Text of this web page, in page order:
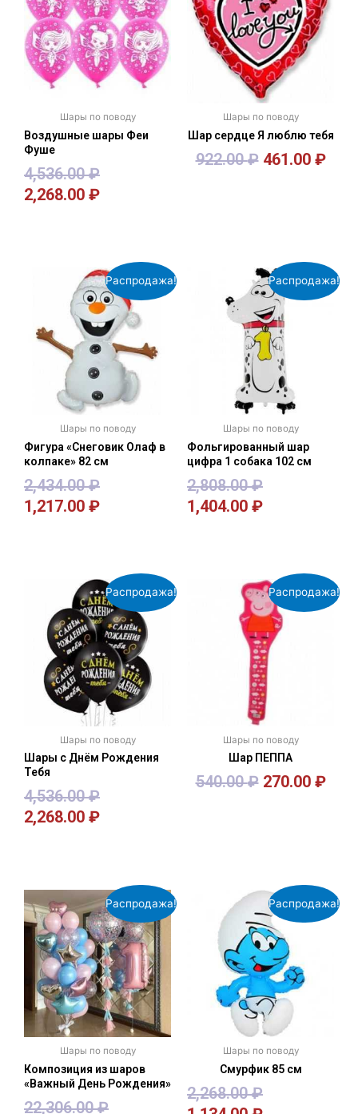
Шары по поводу
Воздушные шары Феи
Фуше
4,536.00₽
2,268.00 ₽
Шары по поводу
Шар сердце Я люблю тебя
922.00₽ 461.00 ₽
Распродажа!
Шары по поводу
Фигура «Снеговик Олаф в
колпаке» 82 см
2,434.00₽
1,217.00 ₽
Распродажа!
Шары по поводу
Фольгированный шар
цифра 1 собака 102 см
2,808.00₽
1,404.00 ₽
Распродажа!
Шары по поводу
Шары с Днём Рождения
Тебя
4,536.00₽
2,268.00 ₽
Распродажа!
Шары по поводу
Шар ПЕППА
540.00₽ 270.00 ₽
Распродажа!
Шары по поводу
Композиция из шаров
«Важный День Рождения»
22,306.00₽
Распродажа!
Шары по поводу
Смурфик 85 см
2,268.00₽